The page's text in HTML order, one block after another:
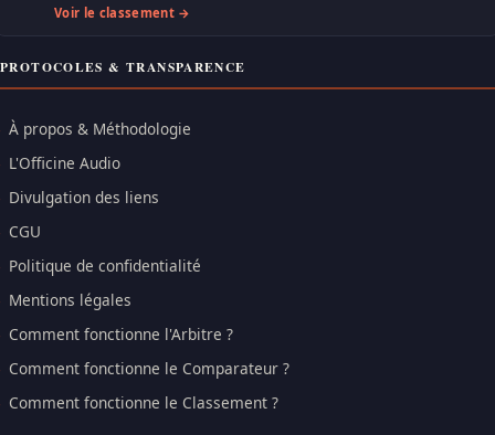
Voir le classement →
PROTOCOLES & TRANSPARENCE
À propos & Méthodologie
L'Officine Audio
Divulgation des liens
CGU
Politique de confidentialité
Mentions légales
Comment fonctionne l'Arbitre ?
Comment fonctionne le Comparateur ?
Comment fonctionne le Classement ?